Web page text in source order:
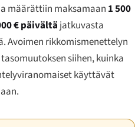
määrättiin maksamaan 1 500
€ päivältä jatkuvasta
Avoimen rikkomismenettelyn
siihen, kuinka
käyttävät